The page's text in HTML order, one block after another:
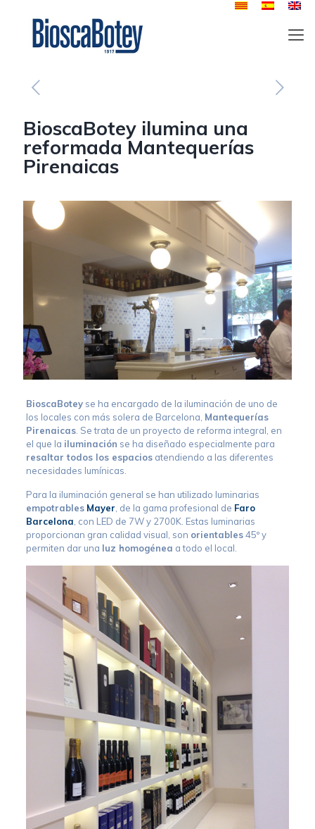
BioscaBotey ilumina una
reformada Mantequerías
Pirenaicas
BioscaBoteyse ha encargado de la iluminación de uno de
los locales con más solera de Barcelona, Mantequerías
Pirenaicas. Se trata de un proyecto de reforma integral, en
el que la iluminación se ha diseñado especialmente para
resaltar todos los espaciosatendiendo a las diferentes
necesidades lumínicas.
Para la iluminación general se han utilizado luminarias
empotrables Mayer, de la gama profesional de Faro
Barcelona, con LED de 7W y 2700K. Estas luminarias
proporcionan gran calidad visual, son orientables45º y
permiten dar una luz homogénea a todo el local.